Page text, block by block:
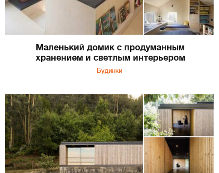
Маленький домик с продуманным
хранением и светлым интерьером
Будинки